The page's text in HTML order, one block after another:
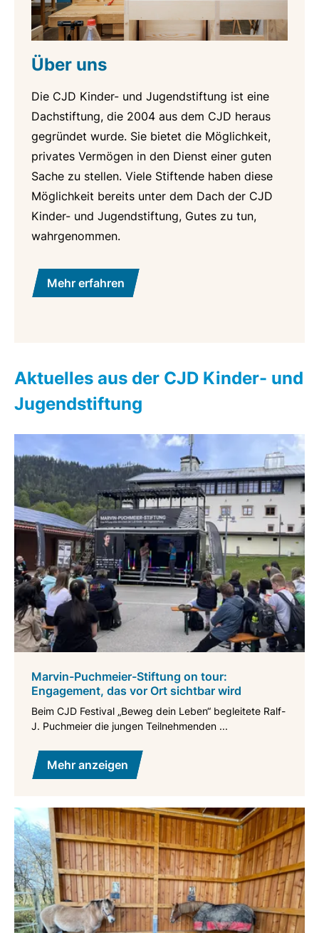
Über uns
Die CJD Kinder- und Jugendstiftung ist eine
Dachstiftung, die 2004 aus dem CJD heraus
gegründet wurde. Sie bietet die Möglichkeit,
privates Vermögen in den Dienst einer guten
Sache zu stellen. Viele Stiftende haben diese
Möglichkeit bereits unter dem Dach der CJD
Kinder- und Jugendstiftung, Gutes zu tun,
wahrgenommen.
Mehr erfahren
Aktuelles aus der CJD Kinder- und
Jugendstiftung
Marvin-Puchmeier-Stiftung on tour:
Engagement, das vor Ort sichtbar wird
Beim CJD Festival „Beweg dein Leben“ begleitete Ralf-
J. Puchmeier die jungen Teilnehmenden ...
Mehr anzeigen